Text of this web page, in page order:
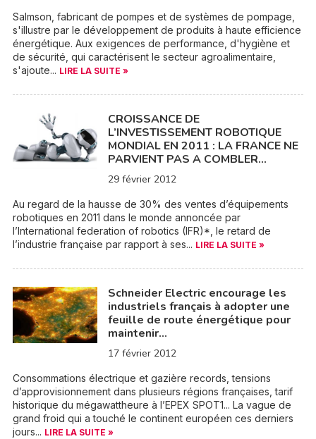
Salmson, fabricant de pompes et de systèmes de pompage,
s'illustre par le développement de produits à haute efficience
énergétique. Aux exigences de performance, d'hygiène et
de sécurité, qui caractérisent le secteur agroalimentaire,
s'ajoute... LIRE LA SUITE »
CROISSANCE DE
L’INVESTISSEMENT ROBOTIQUE
MONDIAL EN 2011 : LA FRANCE NE
PARVIENT PAS A COMBLER…
29 février 2012
Au regard de la hausse de 30% des ventes d’équipements
robotiques en 2011 dans le monde annoncée par
l’International federation of robotics (IFR)*, le retard de
l’industrie française par rapport à ses... LIRE LA SUITE »
Schneider Electric encourage les
industriels français à adopter une
feuille de route énergétique pour
maintenir…
17 février 2012
Consommations électrique et gazière records, tensions
d’approvisionnement dans plusieurs régions françaises, tarif
historique du mégawattheure à l’EPEX SPOT1... La vague de
grand froid qui a touché le continent européen ces derniers
jours... LIRE LA SUITE »